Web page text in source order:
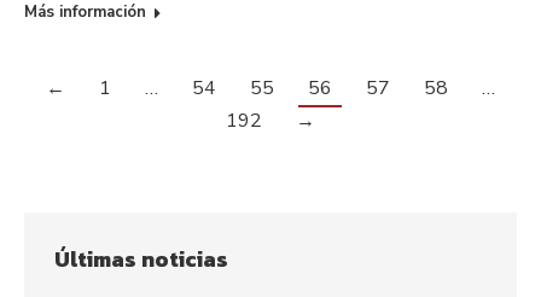
Más información
← 1 … 54 55 56 57 58
…
192
→
Últimas noticias